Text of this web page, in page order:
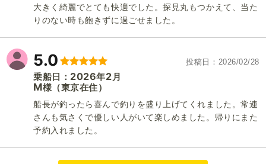
大きく綺麗でとても快適でした。探見丸もつかえて、当た
りのない時も飽きずに過ごせました。
5.0 投稿日 2026/02/28
乗船日： 2026年2 月
M様 （東京在住）
船長が釣ったら喜んで釣りを盛り上げてくれました。常連
さんも気さくで優しい人がいて楽しめました。帰りにまた
予約入れました。